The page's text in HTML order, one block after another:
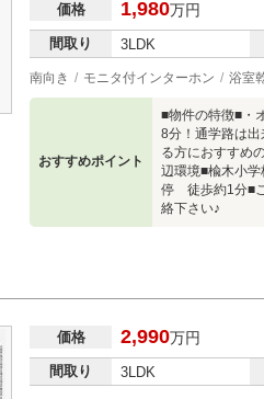
価格 1,980万円
間取り 3LDK
南向き モニタ付インターホン 浴室
おすすめポイント
■物件の特徴■・
8分！通学路は
る方におすすめ
辺環境■楡木小
停 徒歩約1分■
絡下さい♪
価格 2,990万円
間取り 3LDK